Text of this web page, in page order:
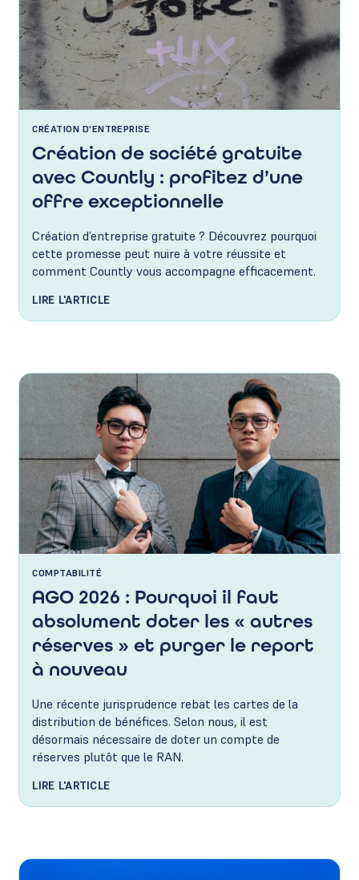
CRÉATION D'ENTREPRISE
Création de société gratuite
avec Countly : profitez d’une
offre exceptionnelle
Création d’entreprise gratuite ? Découvrez pourquoi
cette promesse peut nuire à votre réussite et
comment Countly vous accompagne efficacement.
LIRE L'ARTICLE
COMPTABILITÉ
AGO 2026 : Pourquoi il faut
absolument doter les « autres
réserves » et purger le report
à nouveau
Une récente jurisprudence rebat les cartes de la
distribution de bénéfices. Selon nous, il est
désormais nécessaire de doter un compte de
réserves plutôt que le RAN.
LIRE L'ARTICLE